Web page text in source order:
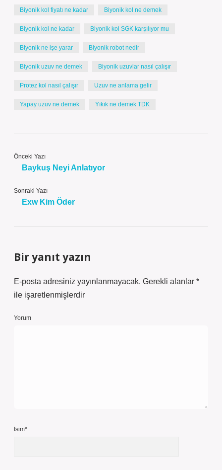
Biyonik kol fiyatı ne kadar Biyonik kol ne demek
Biyonik kol ne kadar Biyonik kol SGK karşılıyor mu
Biyonik ne işe yarar Biyonik robot nedir
Biyonik uzuv ne demek Biyonik uzuvlar nasıl çalışır
Protez kol nasıl çalışır Uzuv ne anlama gelir
Yapay uzuv ne demek Yıkık ne demek TDK
Önceki Yazı
Baykuş Neyi Anlatıyor
Sonraki Yazı
Exw Kim Öder
Bir yanıt yazın
E-posta adresiniz yayınlanmayacak. Gerekli alanlar *
ile işaretlenmişlerdir
Yorum
İsim*